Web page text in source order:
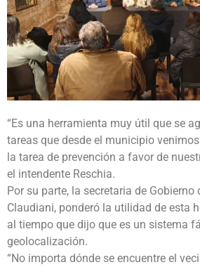
“Es una herramienta muy útil que se
tareas que desde el municipio
la tarea de prevención a favor de
el intendente Reschia.
Por su parte, la secretaria de Gobierno
Claudiani, ponderó la utilidad de esta
al tiempo que dijo que es un sistema
geolocalización.
“No importa dónde se encuentre el